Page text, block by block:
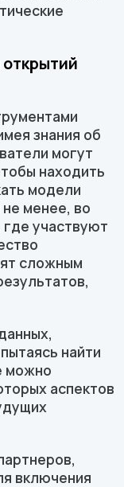
знания об
могут
находить
модели
менее, во
где участвуют
сложным
найти
можно
аспектов
включения